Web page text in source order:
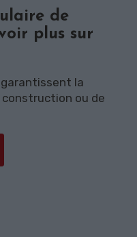
de
plus sur
la
ou de